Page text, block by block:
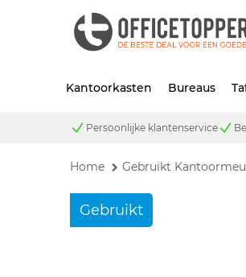
Kantoorkasten Bureaus
Persoonlijke klantenservice
Home Gebruikt
Gebruikt